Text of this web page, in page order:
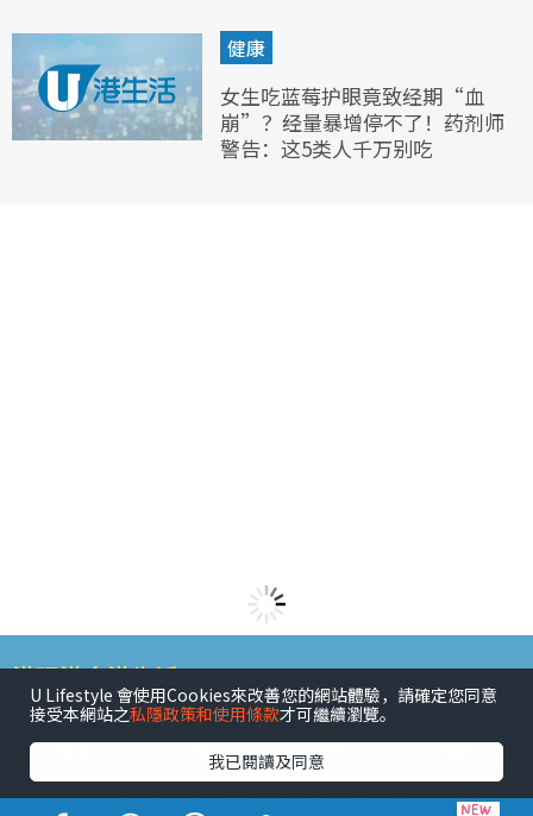
健康
女生吃蓝莓护眼竟致经期“血
崩”？经量暴增停不了！药剂师
警告：这5类人千万别吃
港玩港食港生活
U Lifestyle 會使用Cookies來改善您的網站體驗，請確定您同意
接受本網站之私隱政策和使用條款才可繼續瀏覽。
我已閱讀及同意